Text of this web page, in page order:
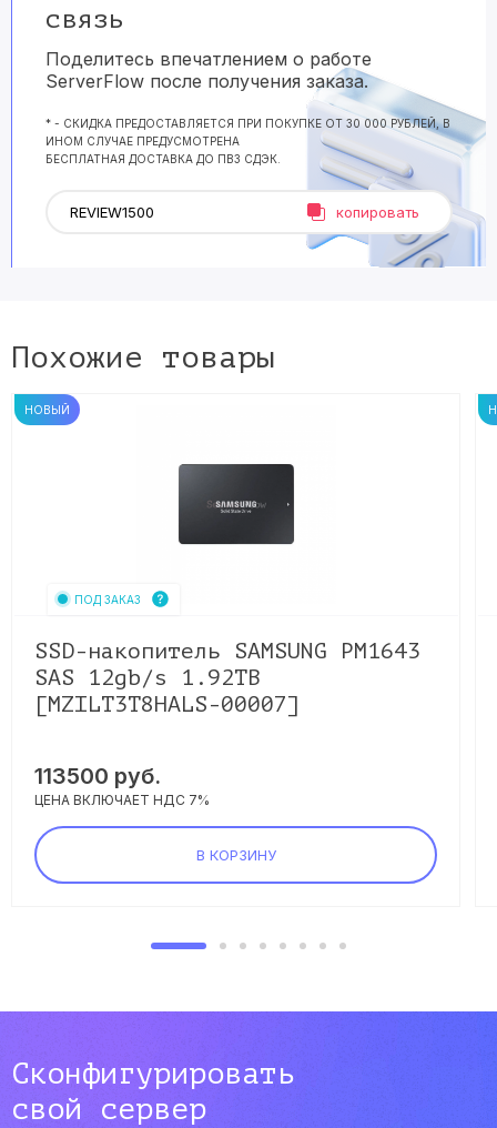
связь
Поделитесь впечатлением о работе
ServerFlow после получения заказа.
* - СКИДКА ПРЕДОСТАВЛЯЕТСЯ ПРИ ПОКУПКЕ ОТ 30 000 РУБЛЕЙ, В
ИНОМ СЛУЧАЕ ПРЕДУСМОТРЕНА
БЕСПЛАТНАЯ ДОСТАВКА ДО ПВЗ СДЭК.
копировать
Похожие товары
НОВЫЙ
ПОД ЗАКАЗ
SSD-накопитель SAMSUNG PM1643
SAS 12gb/s 1.92TB
[MZILT3T8HALS-00007]
113500 руб.
ЦЕНА ВКЛЮЧАЕТ НДС 7%
В КОРЗИНУ
Сконфигурировать
свой сервер